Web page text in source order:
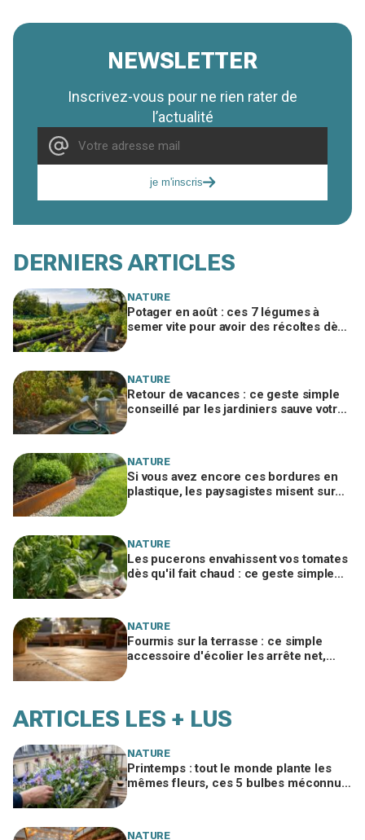
NEWSLETTER
Inscrivez-vous pour ne rien rater de
l’actualité
je m'inscris
DERNIERS ARTICLES
NATURE
Potager en août : ces 7 légumes à
semer vite pour avoir des récoltes dès
NATURE
Retour de vacances : ce geste simple
conseillé par les jardiniers sauve votre
NATURE
Si vous avez encore ces bordures en
plastique, les paysagistes misent sur
NATURE
Les pucerons envahissent vos tomates
dès qu'il fait chaud : ce geste simple
NATURE
Fourmis sur la terrasse : ce simple
accessoire d'écolier les arrête net,
ARTICLES LES + LUS
NATURE
Printemps : tout le monde plante les
mêmes fleurs, ces 5 bulbes méconnus
NATURE